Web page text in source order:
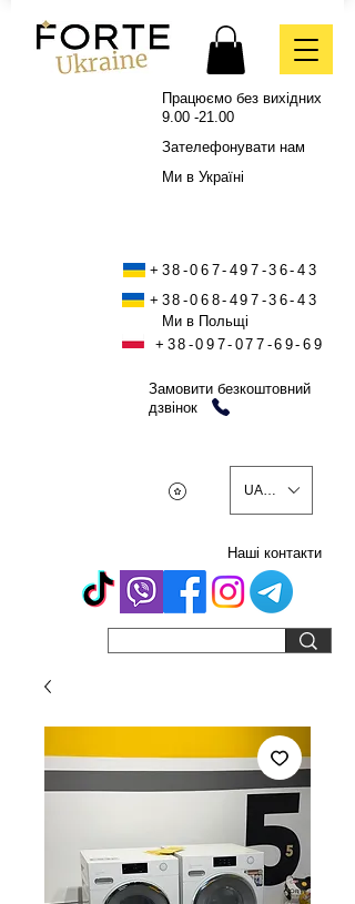
Працюємо без вихідних
9.00 -21.00
Зателефонувати нам
Ми в Україні
+38-067-497-36-43
+38-068-497-36-43
Ми в Польщі
+38-097-077-69-69
Замовити безкоштовний
дзвінок
UAH (₴)
Наші контакти